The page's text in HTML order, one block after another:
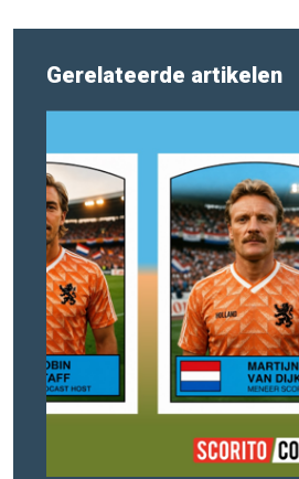
Gerelateerde artikelen